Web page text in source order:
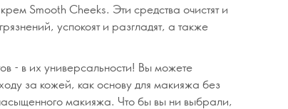
Smooth Cheeks. Эти средства очистят и
успокоят и разгладят, а также
- в их универсальности! Вы можете
за кожей, как основу для макияжа без
макияжа. Что бы вы ни выбрали,